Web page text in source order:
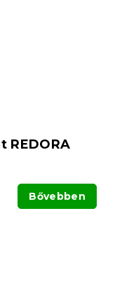
REDORA
Bővebben